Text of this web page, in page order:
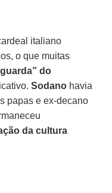
italiano
o que muitas
do
Sodano havia
papas e ex-decano
da cultura